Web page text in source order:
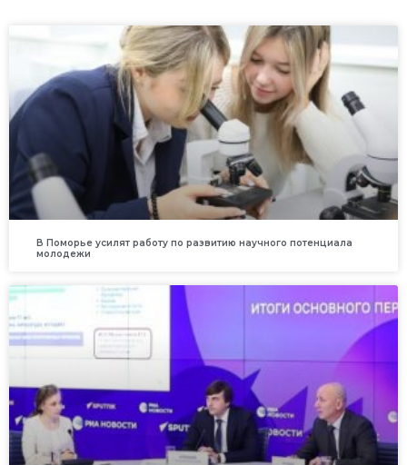
В Поморье усилят работу по развитию научного потенциала
молодежи